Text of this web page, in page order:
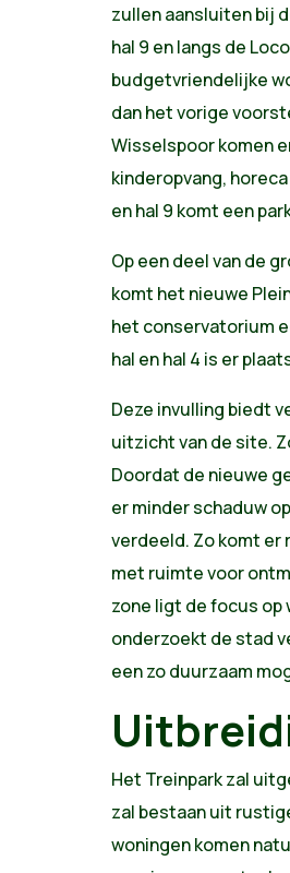
zullen aansluiten bij
hal 9 en langs de
budgetvriendelijke
dan het vorige
Wisselspoor komen
kinderopvang,
en hal 9 komt een
Op een deel van de
komt het nieuwe
het conservatorium
hal en hal 4 is er
Deze invulling biedt
uitzicht van de site.
Doordat de nieuwe
er minder schaduw
verdeeld. Zo komt
met ruimte voor
zone ligt de focus op
onderzoekt de stad
een zo duurzaam
Het Treinpark zal
zal bestaan uit
woningen komen